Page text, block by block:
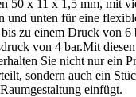
50 x 11 x 1,5 mm, mit
und unten für eine
zu einem Druck von 6
von 4 bar.Mit diesen
Sie nicht nur ein
sondern auch ein
einfügt.